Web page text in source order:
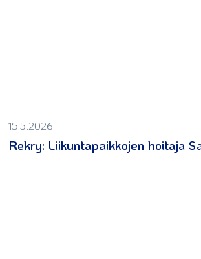
15.5.2026
Rekry: Liikuntapaikkojen hoitaja